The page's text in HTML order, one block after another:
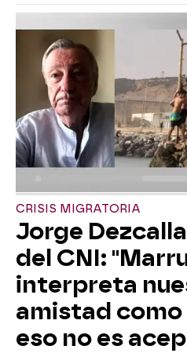
CRISIS MIGRATORIA
Jorge
del CNI:
interpreta
amistad
eso no es